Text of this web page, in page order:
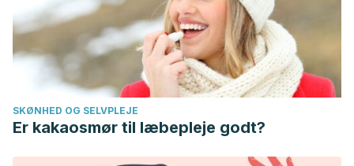
SKØNHED OG SELVPLEJE
Er kakaosmør til læbepleje godt?